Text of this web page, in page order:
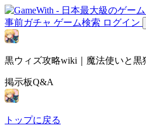
事前ガチャ ゲーム検索 ログイン
黒ウィズ攻略wiki｜魔法使いと黒
掲示板Q&A
トップに戻る